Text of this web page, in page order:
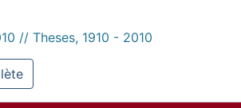
// Theses, 1910 - 2010